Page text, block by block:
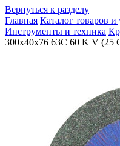
Вернуться к разделу
Главная Каталог товаров и
Инструменты и техника
300х40х76 63С 60 K V